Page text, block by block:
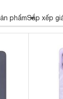
phẩmSắp xếp